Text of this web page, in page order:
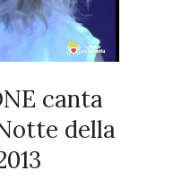
canta
della